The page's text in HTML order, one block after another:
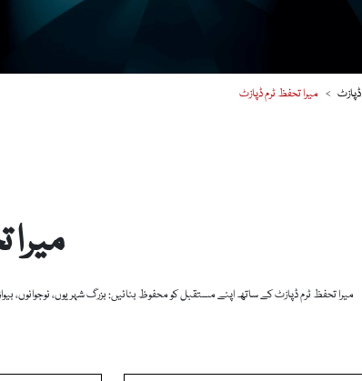
ڈپازٹ میرا تحفظ ٹرم ڈپازٹ
میرا تحفظ ٹرم ڈپازٹ کے ساتھ اپنے مستقبل کو محفوظ بنائیں: بزرگ شہریوں، نوجوانوں،